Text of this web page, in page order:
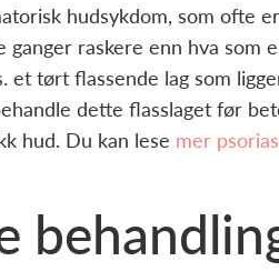
hudsykdom, som ofte
raskere enn hva som
et tørt flassende lag som
dette flasslaget før
hud. Du kan lese mer